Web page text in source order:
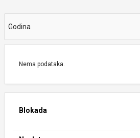
Godina
Nema podataka.
Blokada